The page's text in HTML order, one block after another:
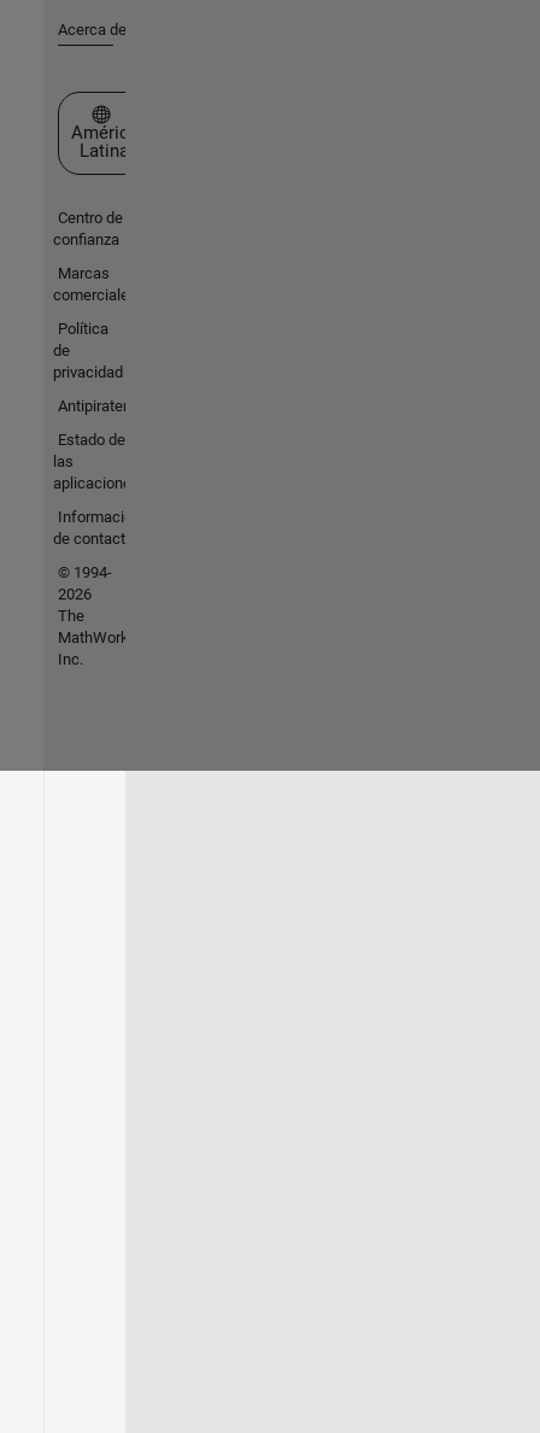
Acerca de MathWorks
Seleccione un país/idioma
América
Latina
Centro de
confianza
Marcas
comerciales
Política
de
privacidad
Antipiratería
Estado de
las
aplicaciones
Información
de contacto
© 1994-
2026
The
MathWorks,
Inc.